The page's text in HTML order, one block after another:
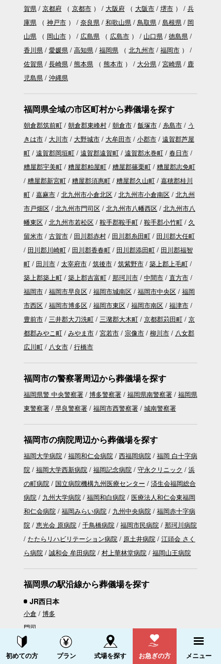
賀県
京都府（ 京都市） 大阪府（ 大阪市 堺市）
兵
庫県（ 神戸市） 奈良県 和歌山県 鳥取県 島根県
岡
山県（ 岡山市） 広島県（ 広島市） 山口県
徳島県
香川県
愛媛県 高知県 福岡県（ 北九州市 福岡市）
佐賀県
長崎県 熊本県（ 熊本市） 大分県 宮崎県
鹿
児島県
沖縄県
福岡県全域の市区町村から葬儀場を探す
朝倉郡筑前町 朝倉郡東峰村 朝倉市 飯塚市 糸島市
う
きは市
大川市 大野城市 大牟田市 小郡市
遠賀郡芦屋
町
遠賀郡岡垣町 遠賀郡遠賀町 遠賀郡水巻町
春日市
糟屋郡宇美町
糟屋郡粕屋町 糟屋郡篠栗町
糟屋郡志免町
糟屋郡新宮町
糟屋郡須惠町 糟屋郡久山町
嘉穂郡桂川
町
嘉麻市 北九州市小倉北区 北九州市小倉南区
北九州
市戸畑区
北九州市門司区 北九州市八幡西区
北九州市八
幡東区
北九州市若松区 鞍手郡鞍手町 鞍手郡小竹町
久
留米市
古賀市 田川郡赤村 田川郡糸田町
田川郡大任町
田川郡川崎町
田川郡香春町 田川郡添田町
田川郡福智
町
田川市 太宰府市 筑後市 筑紫野市
築上郡上毛町
築上郡築上町
築上郡吉富町 那珂川市 中間市
直方市
福岡市
福岡市早良区 福岡市城南区 福岡市中央区
福岡
市西区
福岡市博多区 福岡市東区 福岡市南区
福津市
豊前市
三井郡大刀洗町 三潴郡大木町 京都郡苅田町
京
都郡みやこ町
みやま市 宮若市 宗像市 柳川市
八女郡
広川町
八女市 行橋市
福岡市の警察署周辺から葬儀場を探す
福岡県警 中央警察署 博多警察署 福岡県南警察署
福岡県
東警察署
早良警察署 福岡市西警察署 城南警察署
福岡市の病院周辺から葬儀場を探す
福岡大学病院 福岡和仁会病院 西福岡病院
福岡 白十字病
院
福岡大学西新病院 福岡記念病院 守永クリニック
浜
の町病院
国立病院機構九州医療センター
済生会福岡総合
病院
九州大学病院 福岡和白病院
医療法人和仁会東福岡
和仁会病院
福岡みらい病院 九州中央病院
福岡赤十字病
院
恵光会 原病院 千鳥橋病院 福岡市民病院
那珂川病院
たたらリハビリテーション病院
原土井病院
江頭会 さく
ら病院
誠和会 牟田病院 村上華林堂病院 福岡山王病院
福岡県の駅沿線から葬儀場を探す
JR西日本
小倉
博多
門司
博多南
JR九州
資料請求する 電話をかける
初めての方 プラン 式場を探す お急ぎの方 メニュー